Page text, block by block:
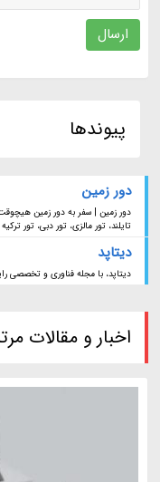
ارسال
پیوندها
دور زمین
دور زمین | سفر به دور زمین هیچوقت
تایلند، تور مالزی، تور دبی، تور ترکیه
دیتاپد
دیتاپد، با مجله فناوری و تخصصی
اخبار و مقالات